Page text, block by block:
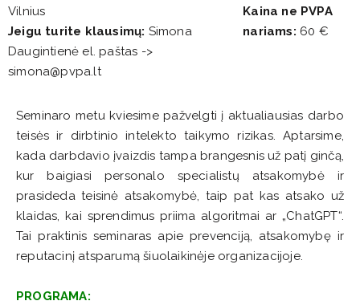
Vilnius
Jeigu turite klausimų: Simona
Daugintienė el. paštas ->
simona@pvpa.lt
Kaina ne PVPA
nariams: 60 €
Seminaro metu kviesime pažvelgti į aktualiausias darbo
teisės ir dirbtinio intelekto taikymo rizikas. Aptarsime,
kada darbdavio įvaizdis tampa brangesnis už patį ginčą,
kur baigiasi personalo specialistų atsakomybė ir
prasideda teisinė atsakomybė, taip pat kas atsako už
klaidas, kai sprendimus priima algoritmai ar „ChatGPT“.
Tai praktinis seminaras apie prevenciją, atsakomybę ir
reputacinį atsparumą šiuolaikinėje organizacijoje.
PROGRAMA: